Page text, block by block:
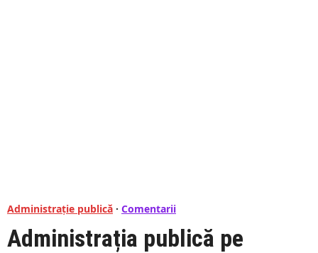
Administrație publică · Comentarii
Administrația publică pe